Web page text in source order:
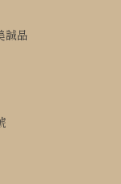
誠品